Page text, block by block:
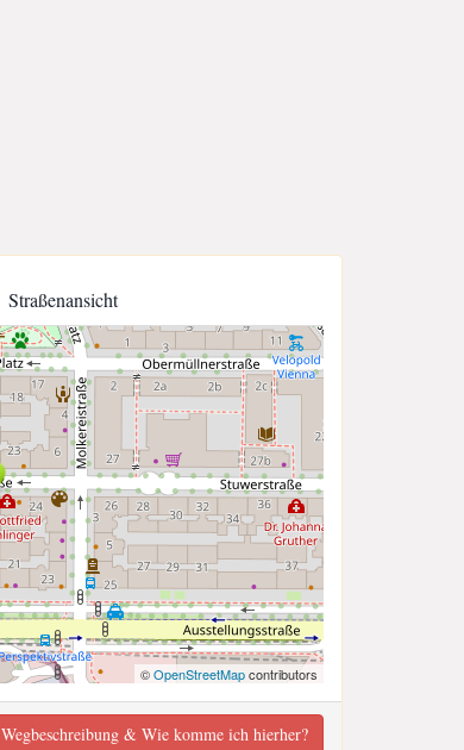
Straßenansicht
©OpenStreetMapcontributors
Wegbeschreibung & Wie komme ich hierher?